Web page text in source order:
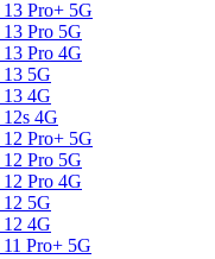
Pro+ 5G
Pro 5G
Pro 4G
5G
4G
4G
Pro+ 5G
Pro 5G
Pro 4G
5G
4G
Pro+ 5G